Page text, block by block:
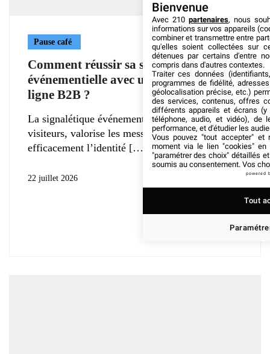
Pause café
Comment réussir sa signalétique
événementielle avec une imprimerie en
ligne B2B ?
La signalétique événementielle guide les
visiteurs, valorise les messages et soutient
efficacement l’identité
22 juillet 2026
Bienvenue
Avec 210 partenaires, nous
informations sur vos appareils
combiner et transmettre entre
qu'elles soient collectées sur
détenues par certains d'entre
compris dans d'autres contextes.
Traiter ces données
programmes de fidélité,
géolocalisation précise, etc.)
des services, contenus, offres
différents appareils et écrans (y
téléphone, audio, et vidéo), de
performance, et d'étudier les
Vous pouvez "tout accepter" et
moment via le lien "cookies" en
"paramétrer des choix" détaillés
soumis au consentement. Vos
powered
Tout